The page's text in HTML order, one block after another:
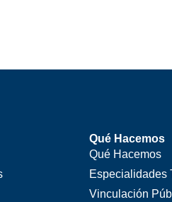
Qué Hacemos
Qué Hacemos
Especialidades
Vinculación